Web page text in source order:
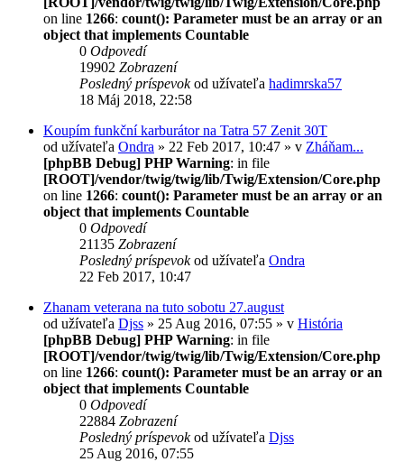
on line 1266: count(): Parameter must be an array or an
object that implements Countable
0 Odpovedí
19902 Zobrazení
Posledný príspevokod užívateľa hadimrska57
18 Máj 2018, 22:58
Koupím funkční karburátor na Tatra 57 Zenit 30T
od užívateľa Ondra » 22 Feb 2017, 10:47 » v Zháňam...
[phpBB Debug] PHP Warning: in file
[ROOT]/vendor/twig/twig/lib/Twig/Extension/Core.php
on line 1266: count(): Parameter must be an array or an
object that implements Countable
0 Odpovedí
21135 Zobrazení
Posledný príspevokod užívateľa Ondra
22 Feb 2017, 10:47
Zhanam veterana na tuto sobotu 27.august
od užívateľa Djss » 25 Aug 2016, 07:55 » v História
[phpBB Debug] PHP Warning: in file
[ROOT]/vendor/twig/twig/lib/Twig/Extension/Core.php
on line 1266: count(): Parameter must be an array or an
object that implements Countable
0 Odpovedí
22884 Zobrazení
Posledný príspevokod užívateľa Djss
25 Aug 2016, 07:55